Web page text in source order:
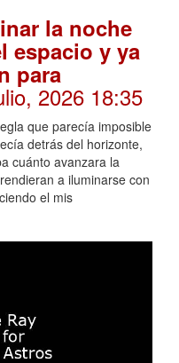
la noche
espacio y ya
para
2026 18:35
que parecía imposible
detrás del horizonte,
cuánto avanzara la
a iluminarse con
el mis